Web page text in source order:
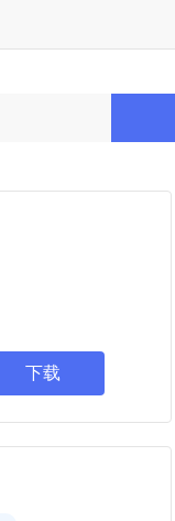
下载